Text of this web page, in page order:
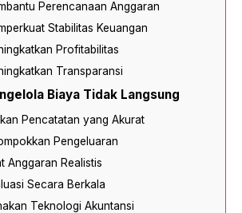
Perencanaan Anggaran
Stabilitas Keuangan
Profitabilitas
Transparansi
Biaya Tidak Langsung
Pencatatan yang Akurat
Pengeluaran
Anggaran Realistis
Secara Berkala
Teknologi Akuntansi